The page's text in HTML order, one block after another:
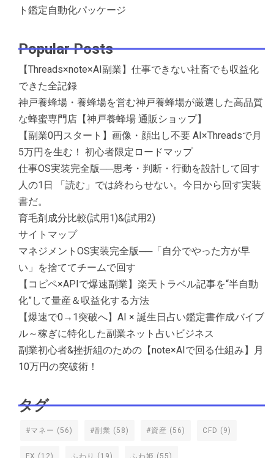
ト鑑定自動化パッケージ
Popular Posts
【Threads×note×AI副業】仕事できない社畜でも収益化
できた全記録
神戸養蜂場・養蜂場を営む神戸養蜂場が厳選した高品質
な蜂蜜専門店【神戸養蜂場 通販ショップ】
【副業0円スタート】画像・顔出し不要 AI×Threadsで月
5万円を生む！ 初心者限定ロードマップ
仕事OS実装完全版──思考・判断・行動を設計して回す
人の1日 「読む」では終わらせない。今日から回す実装
書だ。
育毛剤成分比較(試用1)&(試用2)
サイトマップ
マネジメントOS実装完全版──「自分でやった方が早
い」を捨ててチームで回す
【コピペ×APIで爆速副業】楽天トラベル記事を“半自動
化”して量産＆収益化する方法
【爆速で0→1突破へ】AI × 誕生日占い鑑定書作成バイブ
ル～稼ぎに特化した副業ネット占いビジネス
副業初心者&挫折組のための【note×AIで回る仕組み】月
10万円の突破術！
タグ
#マネー (56) #副業 (58) #資産 (56) CFD (9)
FX (12) ふわり (19) ふわ姫 (55)